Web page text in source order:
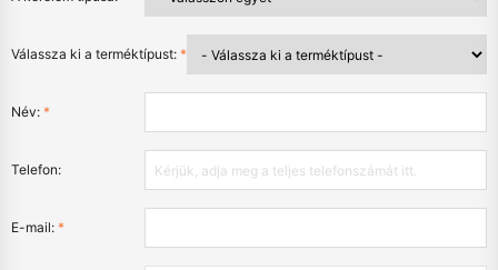
Válassza ki a terméktípust: *
Név: *
Telefon:
E-mail: *